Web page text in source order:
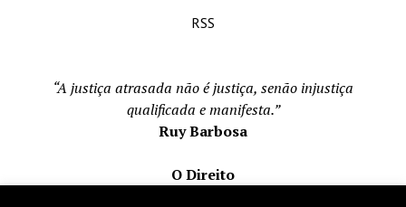
RSS
“A justiça atrasada não é justiça, senão injustiça
qualificada e manifesta.”
Ruy Barbosa
O Direito